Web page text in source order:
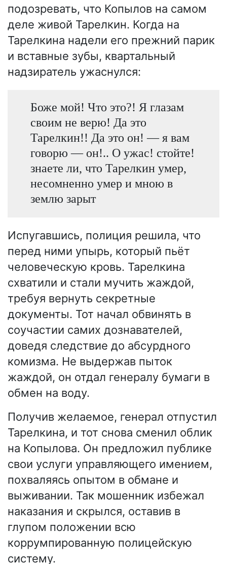
подозревать, что Копылов на самом
деле живой Тарелкин. Когда на
Тарелкина надели его прежний парик
и вставные зубы, квартальный
надзиратель ужаснулся:
Боже мой! Что это?! Я глазам
своим не верю! Да это
Тарелкин!! Да это он! — я вам
говорю — он!.. О ужас! стойте!
знаете ли, что Тарелкин умер,
несомненно умер и мною в
землю зарыт
Испугавшись, полиция решила, что
перед ними упырь, который пьёт
человеческую кровь. Тарелкина
схватили и стали мучить жаждой,
требуя вернуть секретные
документы. Тот начал обвинять в
соучастии самих дознавателей,
доведя следствие до абсурдного
комизма. Не выдержав пыток
жаждой, он отдал генералу бумаги в
обмен на воду.
Получив желаемое, генерал отпустил
Тарелкина, и тот снова сменил облик
на Копылова. Он предложил публике
свои услуги управляющего имением,
похваляясь опытом в обмане и
выживании. Так мошенник избежал
наказания и скрылся, оставив в
глупом положении всю
коррумпированную полицейскую
систему.